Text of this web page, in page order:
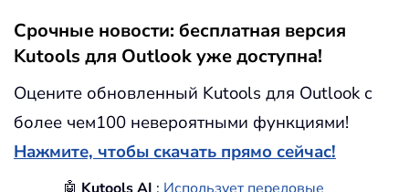
Срочные новости: бесплатная версия
Kutools для Outlook уже доступна!
Оцените обновленный Kutools для Outlook с
более чем100 невероятными функциями!
Нажмите, чтобы скачать прямо сейчас!